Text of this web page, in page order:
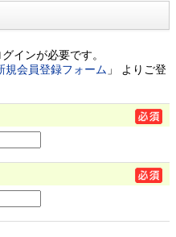
インが必要です。
規会員登録フォーム 」 よりご登